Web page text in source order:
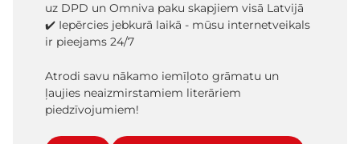
uz DPD un Omniva paku skapjiem visā Latvijā
✔️ Iepērcies jebkurā laikā - mūsu internetveikals
ir pieejams 24/7
Atrodi savu nākamo iemīļoto grāmatu un
ļaujies neaizmirstamiem literāriem
piedzīvojumiem!